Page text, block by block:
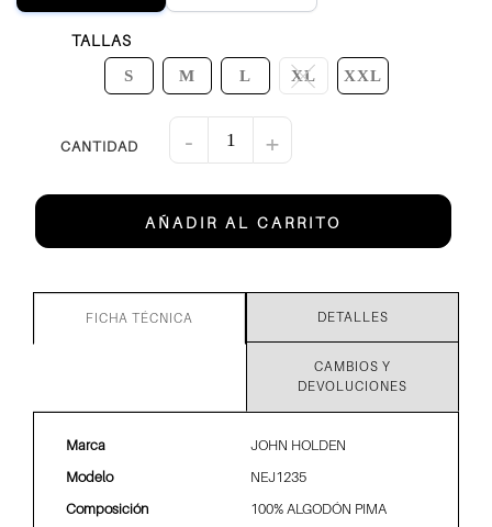
TALLAS
S M L XL XXL
- +
AÑADIR AL CARRITO
FICHA TÉCNICA DETALLES
CAMBIOS Y
DEVOLUCIONES
Marca
JOHN HOLDEN
Modelo
NEJ1235
Composición
100% ALGODÓN PIMA